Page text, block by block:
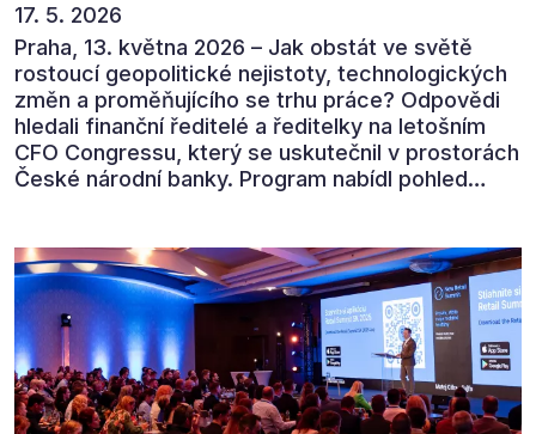
17. 5. 2026
Praha, 13. května 2026 – Jak obstát ve světě
rostoucí geopolitické nejistoty, technologických
změn a proměňujícího se trhu práce? Odpovědi
hledali finanční ředitelé a ředitelky na letošním
CFO Congressu, který se uskutečnil v prostorách
České národní banky. Program nabídl pohled
automatizaci, leadership i budoucnost role CFO.